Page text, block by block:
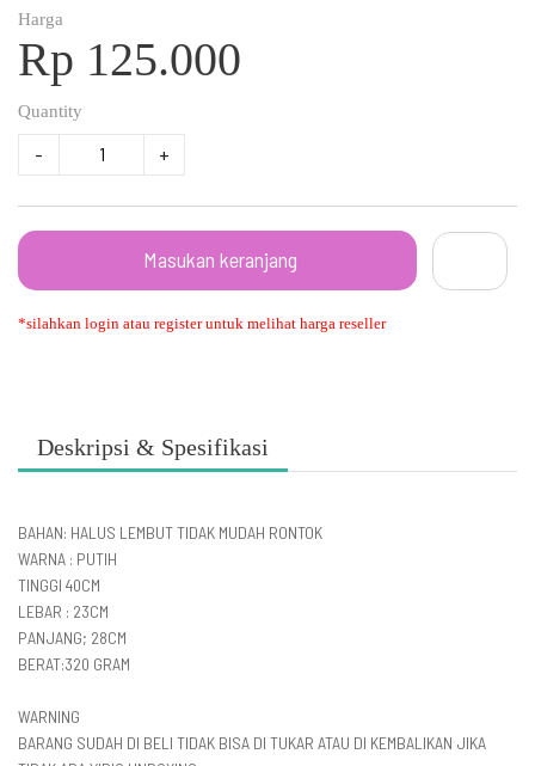
Harga
Rp 125.000
Quantity
- +
Masukan keranjang
*silahkan login atau register untuk melihat harga reseller
Deskripsi & Spesifikasi
BAHAN: HALUS LEMBUT TIDAK MUDAH RONTOK
WARNA : PUTIH
TINGGI 40CM
LEBAR : 23CM
PANJANG; 28CM
BERAT:320 GRAM
WARNING
BARANG SUDAH DI BELI TIDAK BISA DI TUKAR ATAU DI KEMBALIKAN JIKA